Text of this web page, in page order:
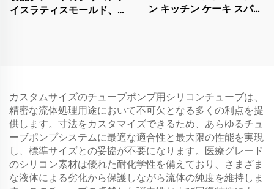
イスラティスモールド、フ
ン キッチン ケーキ スパチ
カスタムサイズのチューブポンプ用シリコンチューブは、
精密な流体処理用途において不可欠となる多くの利点を提
供します。寸法をカスタマイズできるため、あらゆるチュ
ーブポンプシステムに最適な適合性と最大限の性能を実現
し、標準サイズとの妥協が不要になります。医療グレード
のシリコン素材は優れた耐化学性を備えており、さまざま
な液体による劣化から保護しながら流体の純度を維持しま